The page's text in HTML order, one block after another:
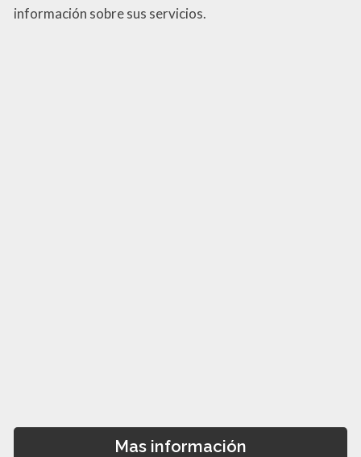
información sobre sus servicios.
Mas información